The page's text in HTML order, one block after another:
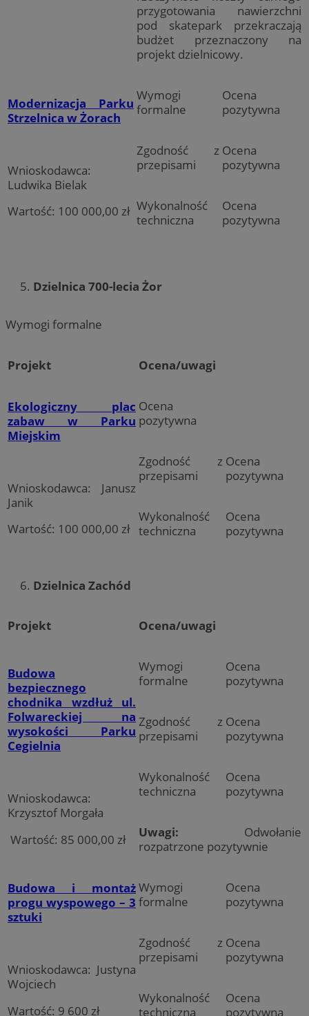
przygotowania nawierzchni
pod skatepark przekraczają
budżet przeznaczony na
projekt dzielnicowy.
Modernizacja Parku
Strzelnica w Żorach
Wnioskodawca:
Ludwika Bielak
Wartość: 100 000,00 zł
Wymogi
formalne
Ocena
pozytywna
Zgodność z
przepisami
Ocena
pozytywna
Wykonalność
techniczna
Ocena
pozytywna
Dzielnica 700-lecia Żor
Wymogi formalne
Projekt Ocena/uwagi
Ekologiczny plac
zabaw w Parku
Miejskim
Wnioskodawca: Janusz
Janik
Wartość: 100 000,00 zł
Ocena
pozytywna
Zgodność z
przepisami
Ocena
pozytywna
Wykonalność
techniczna
Ocena
pozytywna
Dzielnica Zachód
Projekt Ocena/uwagi
Budowa
bezpiecznego
chodnika wzdłuż ul.
Folwareckiej na
wysokości Parku
Cegielnia
Wnioskodawca:
Krzysztof Morgała
Wartość: 85 000,00 zł
Wymogi
formalne
Ocena
pozytywna
Zgodność z
przepisami
Ocena
pozytywna
Wykonalność
techniczna
Ocena
pozytywna
Uwagi: Odwołanie
rozpatrzone pozytywnie
Budowa i montaż
progu wyspowego – 3
sztuki
Wnioskodawca: Justyna
Wojciech
Wartość: 9 600 zł
Wymogi
formalne
Ocena
pozytywna
Zgodność z
przepisami
Ocena
pozytywna
Wykonalność
techniczna
Ocena
pozytywna